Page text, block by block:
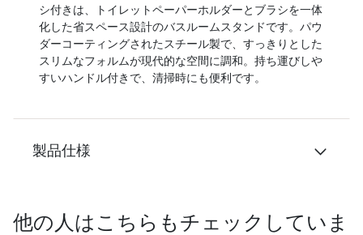
シ付きは、トイレットペーパーホルダーとブラシを一体
化した省スペース設計のバスルームスタンドです。パウ
ダーコーティングされたスチール製で、すっきりとした
スリムなフォルムが現代的な空間に調和。持ち運びしや
すいハンドル付きで、清掃時にも便利です。
製品仕様
他の人はこちらもチェックしていま